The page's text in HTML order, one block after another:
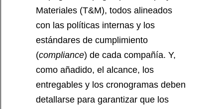
Materiales (T&M), todos alineados
con las políticas internas y los
estándares de cumplimiento
(compliance) de cada compañía. Y,
como añadido, el alcance, los
entregables y los cronogramas deben
detallarse para garantizar que los